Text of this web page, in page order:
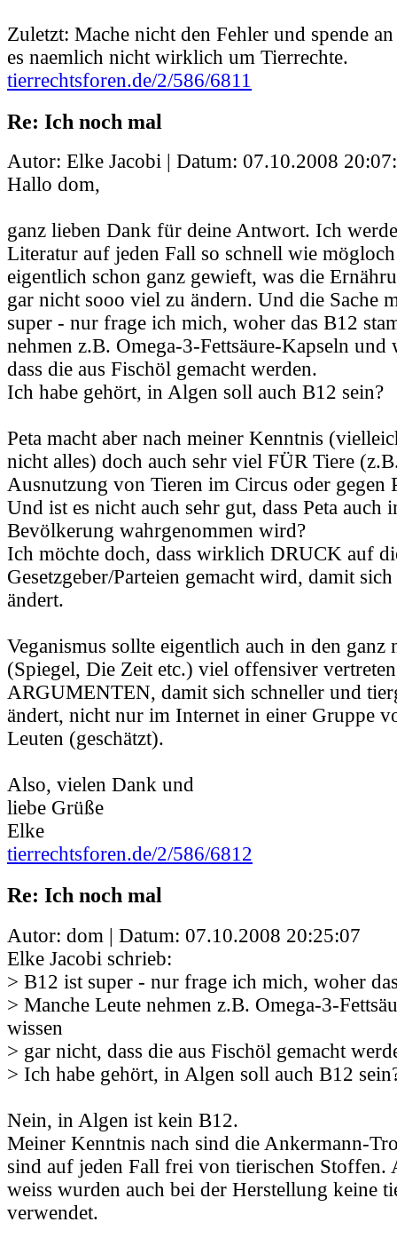
Zuletzt: Mache nicht den Fehler und spende
es naemlich nicht wirklich um Tierrechte.
tierrechtsforen.de/2/586/6811
Re: Ich noch mal
Autor: Elke Jacobi | Datum: 07.10.2008
Hallo dom,
ganz lieben Dank für deine Antwort. Ich
Literatur auf jeden Fall so schnell wie
eigentlich schon ganz gewieft, was die
gar nicht sooo viel zu ändern. Und die Sache
super - nur frage ich mich, woher das B12
nehmen z.B. Omega-3-Fettsäure-Kapseln und
dass die aus Fischöl gemacht werden.
Ich habe gehört, in Algen soll auch B12 sein?
Peta macht aber nach meiner Kenntnis
nicht alles) doch auch sehr viel FÜR Tiere
Ausnutzung von Tieren im Circus oder gegen
Und ist es nicht auch sehr gut, dass Peta auch
Bevölkerung wahrgenommen wird?
Ich möchte doch, dass wirklich DRUCK auf
Gesetzgeber/Parteien gemacht wird, damit
ändert.
Veganismus sollte eigentlich auch in den ganz
(Spiegel, Die Zeit etc.) viel offensiver
ARGUMENTEN, damit sich schneller und
ändert, nicht nur im Internet in einer Gruppe
Leuten (geschätzt).
Also, vielen Dank und
liebe Grüße
Elke
tierrechtsforen.de/2/586/6812
Re: Ich noch mal
Autor: dom | Datum: 07.10.2008 20:25:07
Elke Jacobi schrieb:
> B12 ist super - nur frage ich mich, woher
> Manche Leute nehmen z.B. Omega-3-
wissen
> gar nicht, dass die aus Fischöl gemacht
> Ich habe gehört, in Algen soll auch B12
Nein, in Algen ist kein B12.
Meiner Kenntnis nach sind die Ankermann-
sind auf jeden Fall frei von tierischen Stoffen.
weiss wurden auch bei der Herstellung keine
verwendet.